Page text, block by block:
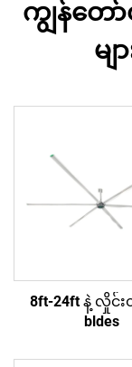
ကျွန်တေ
မျ
8ft-24ft နဲ့ လှိုင်း
bldes